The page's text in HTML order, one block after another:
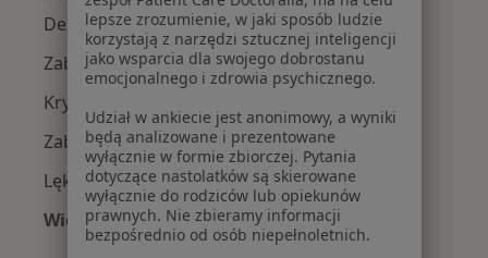
Depresja w Warszawie
Zaburzenia lękowe w Warszawie
Kryzys emocjonalny w Warszawie
Zaburzenia nastroju w Warszawie
Lęki w Warszawie
Więcej (15)
Więcej w kategorii: Najczęście leczone
lepsze zrozumienie, w jaki sposób ludzie
korzystają z narzędzi sztucznej inteligencji
jako wsparcia dla swojego dobrostanu
emocjonalnego i zdrowia psychicznego.
Udział w ankiecie jest anonimowy, a wyniki
będą analizowane i prezentowane
wyłącznie w formie zbiorczej. Pytania
dotyczące nastolatków są skierowane
wyłącznie do rodziców lub opiekunów
prawnych. Nie zbieramy informacji
bezpośrednio od osób niepełnoletnich.